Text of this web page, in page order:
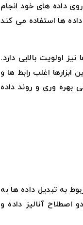
داده های خود انجام
ها استفاده می کند
اولویت بالایی دارد.
ابزارها اغلب رابط ها و
بهره وری و روند داده
به تبدیل داده ها به
اصطلاح آنالیز داده و